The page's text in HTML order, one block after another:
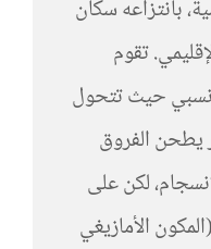
بانتزاعه سكان
تقوم
نسبي حيث تتحول
يطحن الفروق
لكن على
الأمازيغي